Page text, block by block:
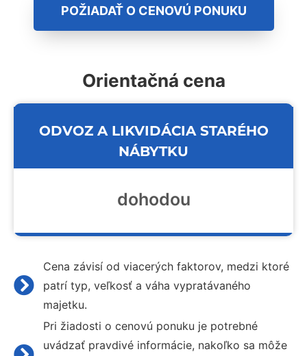
POŽIADAŤ O CENOVÚ PONUKU
Orientačná cena
ODVOZ A LIKVIDÁCIA STARÉHO
NÁBYTKU
dohodou
Cena závisí od viacerých faktorov, medzi ktoré
patrí typ, veľkosť a váha vypratávaného
majetku.
Pri žiadosti o cenovú ponuku je potrebné
uvádzať pravdivé informácie, nakoľko sa môže